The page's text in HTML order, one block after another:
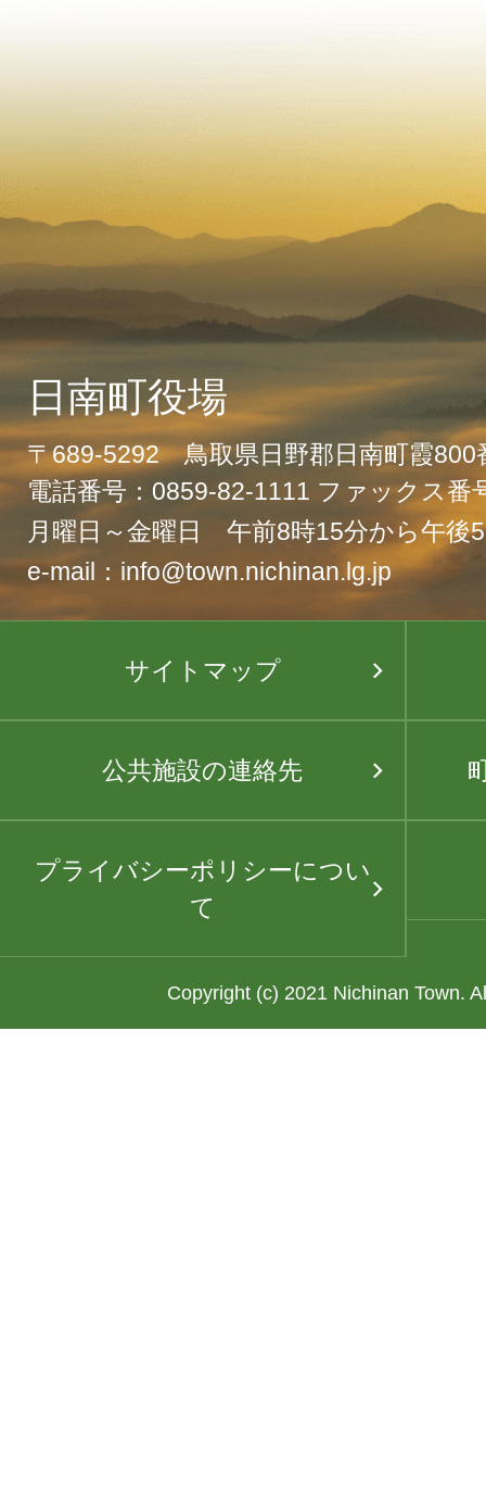
日南町役場
〒689-5292 鳥取県日野郡日南町霞800
電話番号：0859-82-1111 ファックス番
月曜日～金曜日 午前8時15分から午後
e-mail：info@town.nichinan.lg.jp
サイトマップ
公共施設の連絡先
プライバシーポリシーについ
て
Copyright (c) 2021 Nichinan Town.